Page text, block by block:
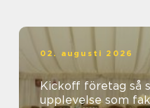
02. augusti 2026
Kickoff företag så skapar du en
upplevelse som